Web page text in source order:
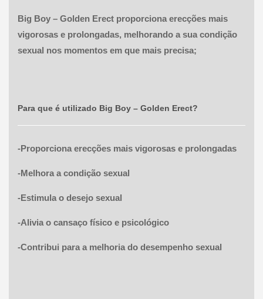
Big Boy – Golden Erect proporciona erecções mais
vigorosas e prolongadas, melhorando a sua condição
sexual nos momentos em que mais precisa;
Para que é utilizado Big Boy – Golden Erect?
-Proporciona erecções mais vigorosas e prolongadas
-Melhora a condição sexual
-Estimula o desejo sexual
-Alivia o cansaço físico e psicológico
-Contribui para a melhoria do desempenho sexual